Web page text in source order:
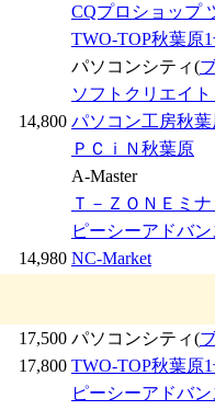
CQプロショップ
TWO-TOP秋葉原
パソコンシティ(
ソフトクリエイ
14,800 パソコン工房秋
ＰＣｉＮ秋葉原
A-Master
Ｔ－ＺＯＮＥミ
ピーシーアドバ
14,980 NC-Market
17,500 パソコンシティ(
17,800 TWO-TOP秋葉原
ピーシーアドバ